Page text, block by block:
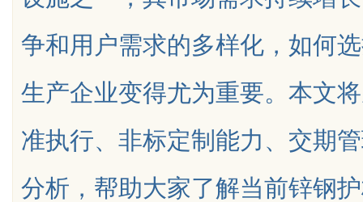
争和用户需求的多样化，如何
生产企业变得尤为重要。本文
准执行、非标定制能力、交期
分析，帮助大家了解当前锌钢